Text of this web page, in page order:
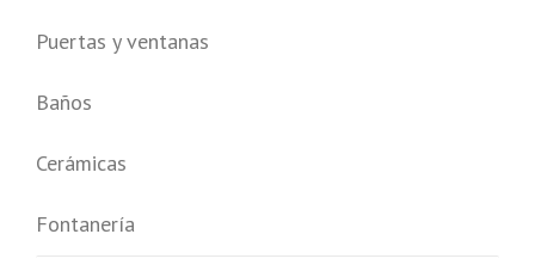
Puertas y ventanas
Baños
Cerámicas
Fontanería